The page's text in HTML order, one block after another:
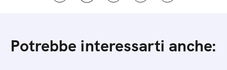
Potrebbe interessarti anche: